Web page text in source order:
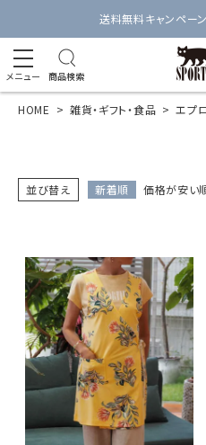
送料無料キャンペー
メニュー 商品検索
HOME 雑貨・ギフト・食品 エプ
並び替え 新着順 価格が安い